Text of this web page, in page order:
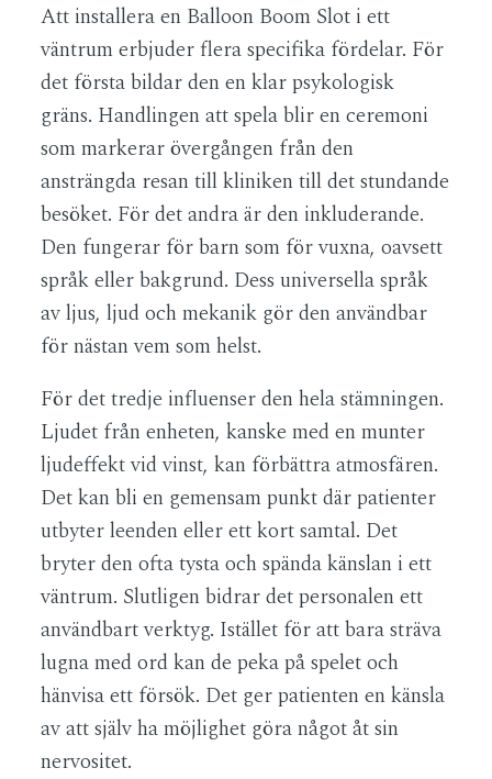
Att installera en Balloon Boom Slot i ett
väntrum erbjuder flera specifika fördelar. För
det första bildar den en klar psykologisk
gräns. Handlingen att spela blir en ceremoni
som markerar övergången från den
ansträngda resan till kliniken till det stundande
besöket. För det andra är den inkluderande.
Den fungerar för barn som för vuxna, oavsett
språk eller bakgrund. Dess universella språk
av ljus, ljud och mekanik gör den användbar
för nästan vem som helst.
För det tredje influenser den hela stämningen.
Ljudet från enheten, kanske med en munter
ljudeffekt vid vinst, kan förbättra atmosfären.
Det kan bli en gemensam punkt där patienter
utbyter leenden eller ett kort samtal. Det
bryter den ofta tysta och spända känslan i ett
väntrum. Slutligen bidrar det personalen ett
användbart verktyg. Istället för att bara sträva
lugna med ord kan de peka på spelet och
hänvisa ett försök. Det ger patienten en känsla
av att själv ha möjlighet göra något åt sin
nervositet.